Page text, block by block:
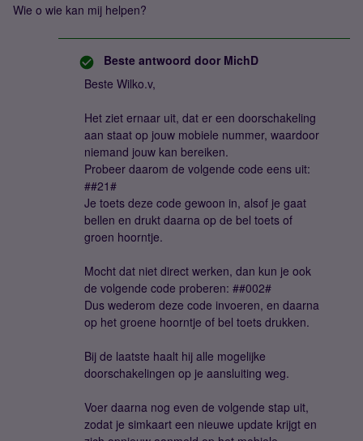
Wie o wie kan mij helpen?
Beste antwoord door MichD
Beste Wilko.v,
Het ziet ernaar uit, dat er een doorschakeling
aan staat op jouw mobiele nummer, waardoor
niemand jouw kan bereiken.
Probeer daarom de volgende code eens uit:
##21#
Je toets deze code gewoon in, alsof je gaat
bellen en drukt daarna op de bel toets of
groen hoorntje.
Mocht dat niet direct werken, dan kun je ook
de volgende code proberen: ##002#
Dus wederom deze code invoeren, en daarna
op het groene hoorntje of bel toets drukken.
Bij de laatste haalt hij alle mogelijke
doorschakelingen op je aansluiting weg.
Voer daarna nog even de volgende stap uit,
zodat je simkaart een nieuwe update krijgt en